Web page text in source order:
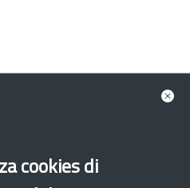
cookies di